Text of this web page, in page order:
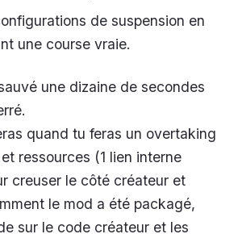
de suspension en
une course vraie.
une dizaine de secondes
quand tu feras un overtaking
ressources (1 lien interne
creuser le côté créateur et
le mod a été packagé,
sur le code créateur et les